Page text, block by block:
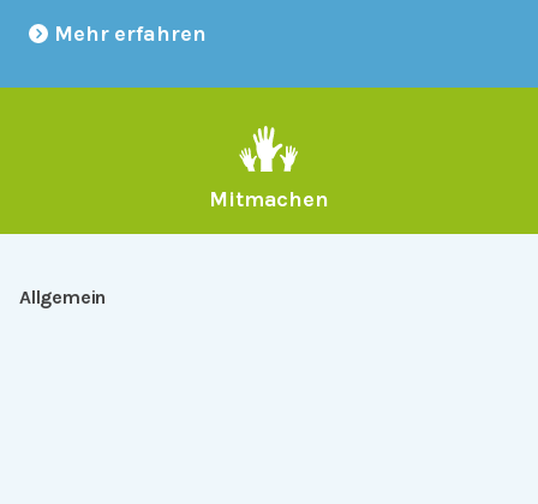
Mehr erfahren
Mitmachen
Allgemein